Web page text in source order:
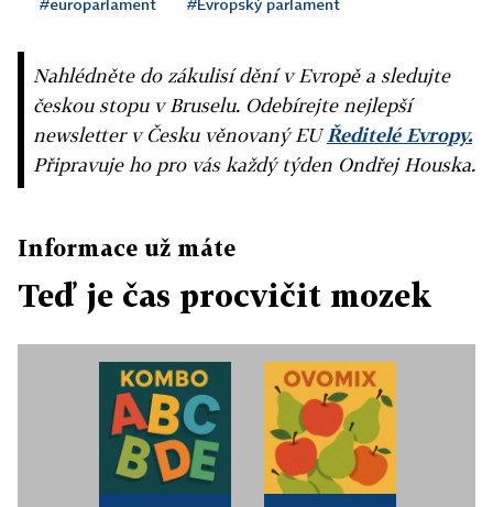
Nahlédněte do zákulisí dění v Evropě a sledujte
českou stopu v Bruselu. Odebírejte nejlepší
newsletter v Česku věnovaný EUŘeditelé Evropy.
Připravuje ho pro vás každý týden Ondřej Houska.
Informace už máte
Teď je čas procvičit mozek